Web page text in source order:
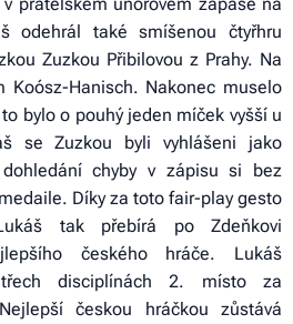
odehrál také smíšenou čtyřhru
Zuzkou Přibilovou z Prahy. Na
Koósz-Hanisch. Nakonec muselo
bylo o pouhý jeden míček vyšší u
se Zuzkou byli vyhlášeni jako
chyby v zápisu si bez
Díky za toto fair-play gesto
tak přebírá po Zdeňkovi
českého hráče. Lukáš
disciplínách 2. místo za
českou hráčkou zůstává